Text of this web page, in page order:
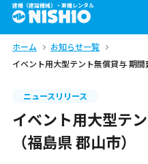
建機（建設機械）・重機レンタル
商品一覧
問合せ依頼リスト
北海道
中部
ホーム
お知らせ一覧
イベント用大型テント無償貸与 期間
ニュースリリース
イベント用大型テ
（福島県 郡山市）